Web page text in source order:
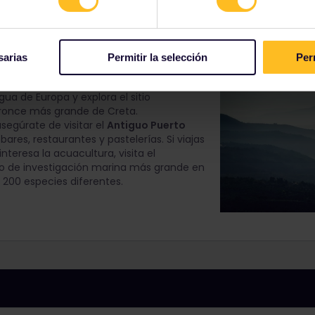
Permitir la selección
recorrido turístico por la "cuna de la
Museo Arqueológico de
de Europa y explora el sitio
más grande de Creta.
de visitar el Antiguo Puerto
restaurantes y pastelerías. Si viajas
la acuacultura, visita el
de investigación marina más grande en
especies diferentes.